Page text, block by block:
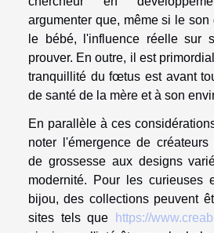
argumenter que, même si le
le bébé, l'influence réelle sur
prouver. En outre, il est
tranquillité du fœtus est avant
de santé de la mère et à son
En parallèle à ces
noter l'émergence de
de grossesse aux designs
modernité. Pour les curieuses
bijou, des collections peuvent
sites tels que
https://